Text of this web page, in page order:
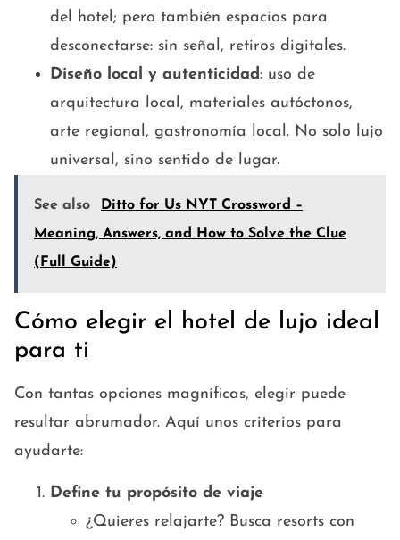
del hotel; pero también espacios para
desconectarse: sin señal, retiros digitales.
Diseño local y autenticidad: uso de
arquitectura local, materiales autóctonos,
arte regional, gastronomía local. No solo lujo
universal, sino sentido de lugar.
See also
Ditto for Us NYT Crossword –
Meaning, Answers, and How to Solve the Clue
(Full Guide)
Cómo elegir el hotel de lujo ideal
para ti
Con tantas opciones magníficas, elegir puede
resultar abrumador. Aquí unos criterios para
ayudarte:
Define tu propósito de viaje
¿Quieres relajarte? Busca resorts con